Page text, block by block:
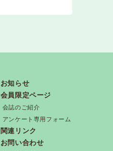
お知らせ
会員限定ページ
会誌のご紹介
アンケート専用フォーム
関連リンク
お問い合わせ